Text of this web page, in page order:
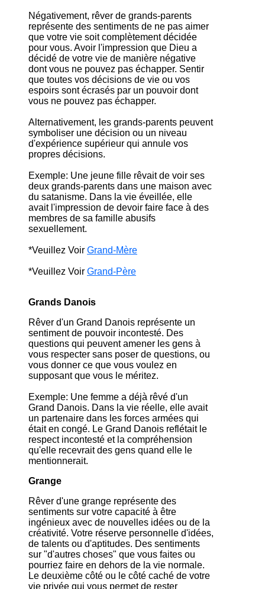
Négativement, rêver de grands-parents
représente des sentiments de ne pas aimer
que votre vie soit complètement décidée
pour vous. Avoir l'impression que Dieu a
décidé de votre vie de manière négative
dont vous ne pouvez pas échapper. Sentir
que toutes vos décisions de vie ou vos
espoirs sont écrasés par un pouvoir dont
vous ne pouvez pas échapper.
Alternativement, les grands-parents peuvent
symboliser une décision ou un niveau
d'expérience supérieur qui annule vos
propres décisions.
Exemple: Une jeune fille rêvait de voir ses
deux grands-parents dans une maison avec
du satanisme. Dans la vie éveillée, elle
avait l'impression de devoir faire face à des
membres de sa famille abusifs
sexuellement.
*Veuillez Voir Grand-Mère
*Veuillez Voir Grand-Père
Grands Danois
Rêver d'un Grand Danois représente un
sentiment de pouvoir incontesté. Des
questions qui peuvent amener les gens à
vous respecter sans poser de questions, ou
vous donner ce que vous voulez en
supposant que vous le méritez.
Exemple: Une femme a déjà rêvé d'un
Grand Danois. Dans la vie réelle, elle avait
un partenaire dans les forces armées qui
était en congé. Le Grand Danois reflétait le
respect incontesté et la compréhension
qu'elle recevrait des gens quand elle le
mentionnerait.
Grange
Rêver d'une grange représente des
sentiments sur votre capacité à être
ingénieux avec de nouvelles idées ou de la
créativité. Votre réserve personnelle d'idées,
de talents ou d'aptitudes. Des sentiments
sur "d'autres choses" que vous faites ou
pourriez faire en dehors de la vie normale.
Le deuxième côté ou le côté caché de votre
vie privée qui vous permet de rester